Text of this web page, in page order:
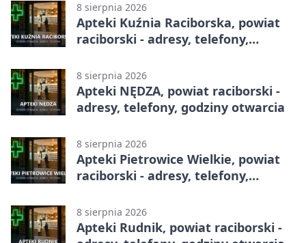
8 sierpnia 2026
Apteki Kuźnia Raciborska, powiat
raciborski - adresy, telefony,
8 sierpnia 2026
Apteki NĘDZA, powiat raciborski -
adresy, telefony, godziny otwarcia
8 sierpnia 2026
Apteki Pietrowice Wielkie, powiat
raciborski - adresy, telefony,
8 sierpnia 2026
Apteki Rudnik, powiat raciborski -